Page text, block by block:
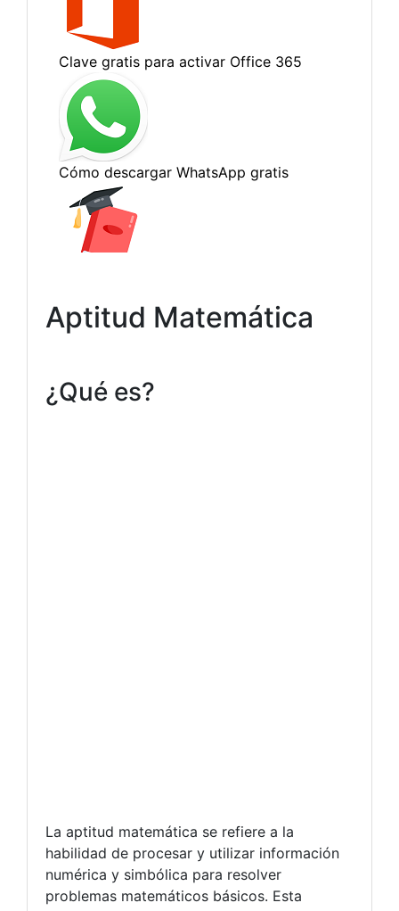
Aptitud Matemática
¿Qué es?
La aptitud matemática se refiere a la
habilidad de procesar y utilizar información
numérica y simbólica para resolver
problemas matemáticos básicos. Esta